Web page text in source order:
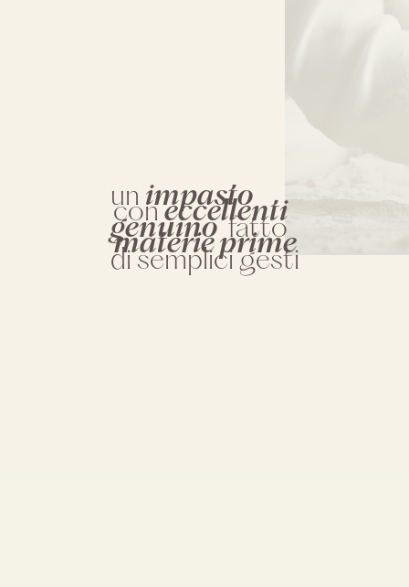
un impasto
genuinofatto
di semplici gesti
coneccellenti
materie prime